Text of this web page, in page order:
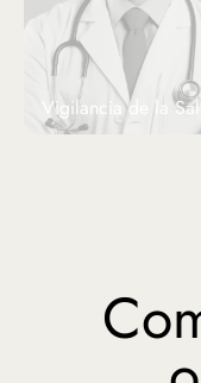
Vigilancia de la